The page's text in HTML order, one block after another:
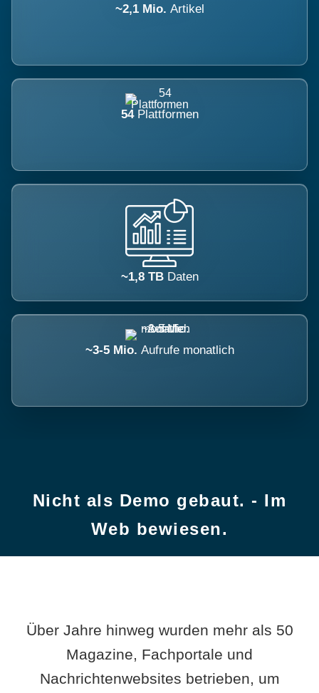
~2,1 Mio. Artikel
54 Plattformen
~1,8 TB Daten
~3-5 Mio. Aufrufe monatlich
Nicht als Demo gebaut. - Im
Web bewiesen.
Über Jahre hinweg wurden mehr als 50
Magazine, Fachportale und
Nachrichtenwebsites betrieben, um